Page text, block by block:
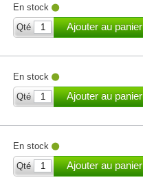
En stock
Qté
Ajouter au panier
En stock
Qté
Ajouter au panier
En stock
Qté
Ajouter au panier